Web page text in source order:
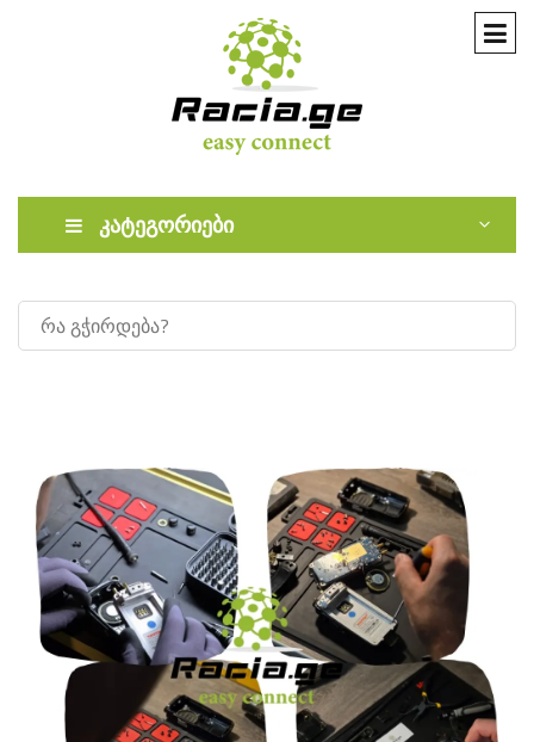
კატეგორიები